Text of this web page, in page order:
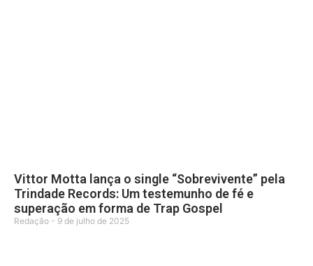
Vittor Motta lança o single “Sobrevivente” pela
Trindade Records: Um testemunho de fé e
superação em forma de Trap Gospel
Redação 9 de julho de 2025